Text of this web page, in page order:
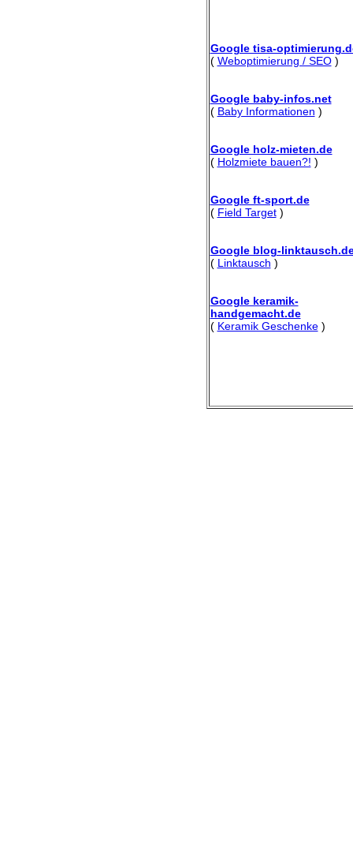
Google tisa-
( Weboptimierung / SEO)
Google baby-infos.net
( Baby Informationen )
Google holz-mieten.de
( Holzmiete bauen?! )
Google ft-sport.de
( Field Target)
Google blog-
( Linktausch )
Google keramik-
handgemacht.de
( Keramik Geschenke)